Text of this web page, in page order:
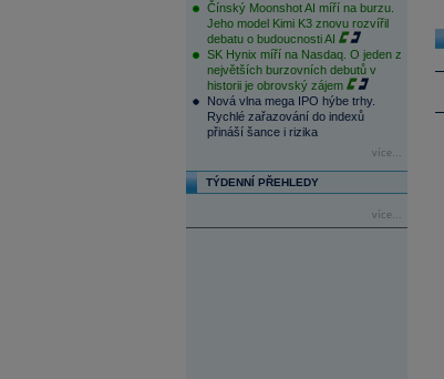
Čínský Moonshot AI míří na burzu.
Jeho model Kimi K3 znovu rozvířil
debatu o budoucnosti AI
SK Hynix míří na Nasdaq. O jeden z
největších burzovních debutů v
historii je obrovský zájem
Nová vlna mega IPO hýbe trhy.
Rychlé zařazování do indexů
přináší šance i rizika
více...
TÝDENNÍ PŘEHLEDY
více...